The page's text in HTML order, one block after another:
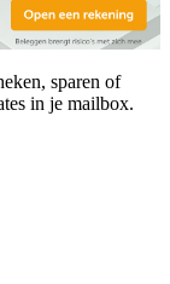
sparen of
in je mailbox.